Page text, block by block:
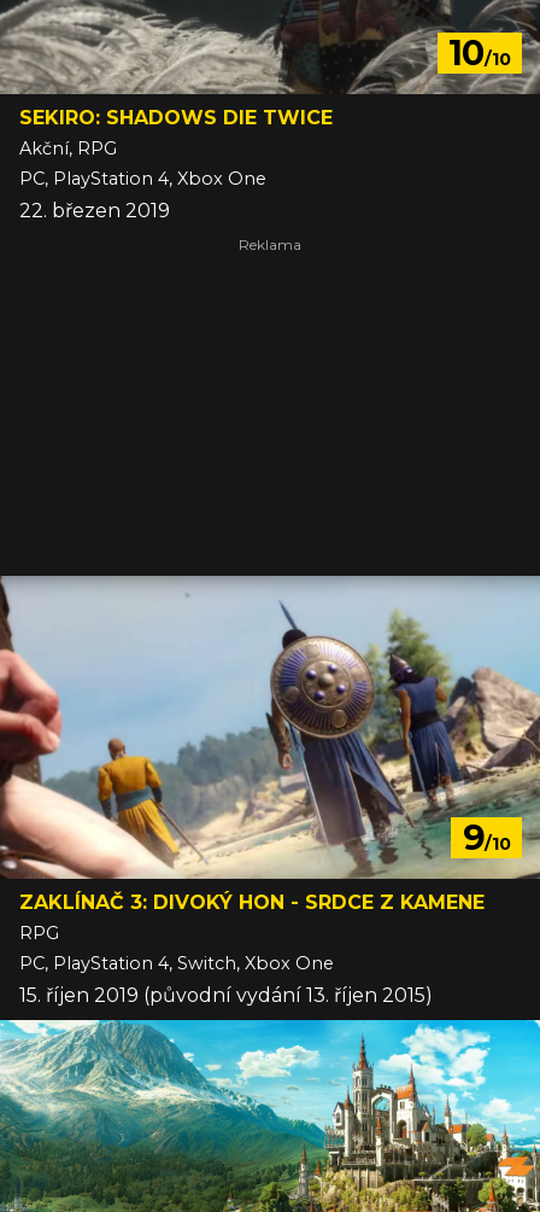
10/10
SEKIRO: SHADOWS DIE TWICE
Akční, RPG
PC, PlayStation 4, Xbox One
22. březen 2019
9/10
ZAKLÍNAČ 3: DIVOKÝ HON - SRDCE Z KAMENE
RPG
PC, PlayStation 4, Switch, Xbox One
15. říjen 2019 (původní vydání 13. říjen 2015)